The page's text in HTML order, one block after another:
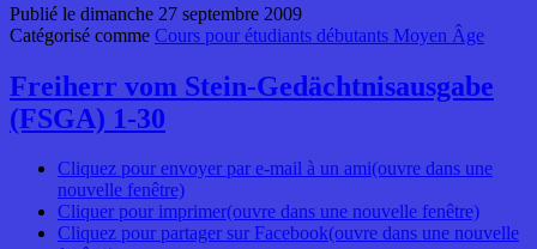
Publié le dimanche 27 septembre 2009
Catégorisé comme Cours pour étudiants débutants Moyen Âge
Freiherr vom Stein-Gedächtnisausgabe
(FSGA) 1-30
Cliquez pour envoyer par e-mail à un ami(ouvre dans une
nouvelle fenêtre)
Cliquer pour imprimer(ouvre dans une nouvelle fenêtre)
Cliquez pour partager sur Facebook(ouvre dans une nouvelle